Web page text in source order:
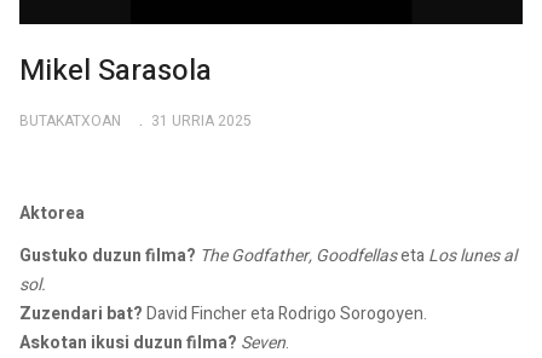
Mikel Sarasola
BUTAKATXOAN 31 URRIA 2025
Aktorea
Gustuko duzun filma? The Godfather, GoodfellasetaLos lunes al
sol.
Zuzendari bat?David Fincher eta Rodrigo Sorogoyen.
Askotan ikusi duzun filma? Seven.